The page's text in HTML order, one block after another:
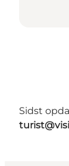
Sidst